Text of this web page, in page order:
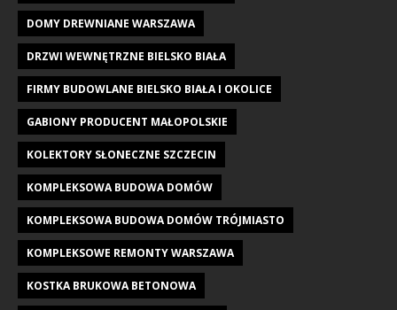
DOMY DREWNIANE WARSZAWA
DRZWI WEWNĘTRZNE BIELSKO BIAŁA
FIRMY BUDOWLANE BIELSKO BIAŁA I OKOLICE
GABIONY PRODUCENT MAŁOPOLSKIE
KOLEKTORY SŁONECZNE SZCZECIN
KOMPLEKSOWA BUDOWA DOMÓW
KOMPLEKSOWA BUDOWA DOMÓW TRÓJMIASTO
KOMPLEKSOWE REMONTY WARSZAWA
KOSTKA BRUKOWA BETONOWA